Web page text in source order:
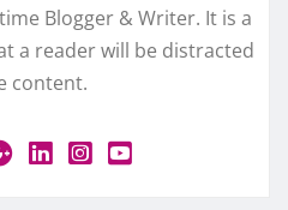
Blogger & Writer. It is a
a reader will be distracted
content.